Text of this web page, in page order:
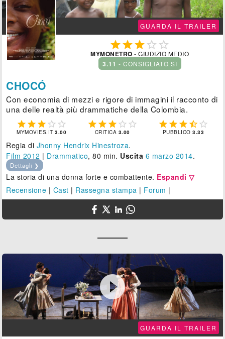
GUARDA IL TRAILER
  
MYMONETRO - GIUDIZIO MEDIO
3.11 - CONSIGLIATO SÌ
CHOCÓ
Con economia di mezzi e rigore di immagini il racconto di
una delle realtà più drammatiche della Colombia.
    
MYMOVIES.IT3.00
    
CRITICA 3.00
    
PUBBLICO3.33
Regia di Jhonny Hendrix Hinestroza.
Film 2012 | Drammatico, 80 min. Uscita 6 marzo 2014.
Dettagli ❯
La storia di una donna forte e combattente. Espandi ▽
Recensione | Cast | Rassegna stampa | Forum |

GUARDA IL TRAILER